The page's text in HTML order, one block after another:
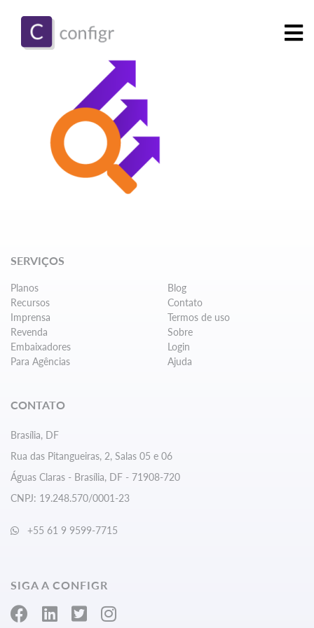
SERVIÇOS
Planos
Recursos
Imprensa
Revenda
Embaixadores
Para Agências
Blog
Contato
Termos de uso
Sobre
Login
Ajuda
CONTATO
Brasília, DF
Rua das Pitangueiras, 2, Salas 05 e 06
Águas Claras - Brasília, DF - 71908-720
CNPJ: 19.248.570/0001-23
+55 61 9 9599-7715
SIGA A CONFIGR